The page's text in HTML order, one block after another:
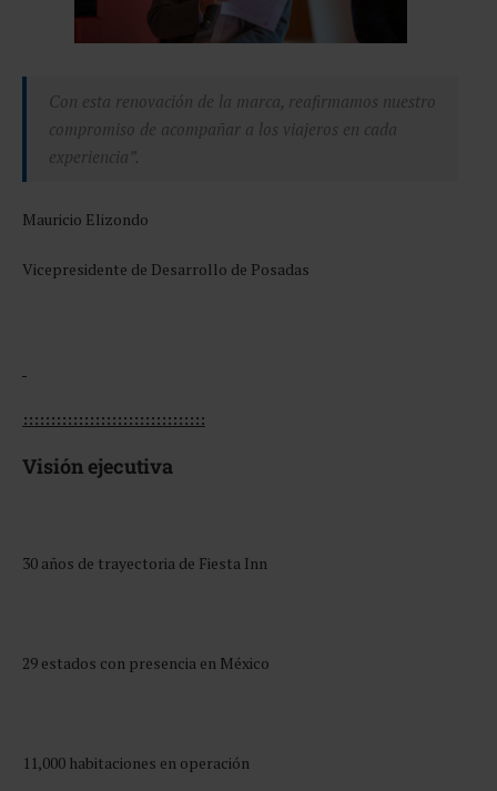
Con esta renovación de la marca, reafirmamos nuestro
compromiso de acompañar a los viajeros en cada
experiencia”.
Mauricio Elizondo
Vicepresidente de Desarrollo de Posadas
:::::::::::::::::::::::::::::::::
Visión ejecutiva
30 años de trayectoria de Fiesta Inn
29 estados con presencia en México
11,000 habitaciones en operación